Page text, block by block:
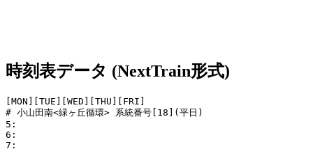
時刻表データ (NextTrain形式)
[MON][TUE][WED][THU][FRI]
# 小山田南<緑ヶ丘循環> 系統番号[18](平日)
5:
6:
7: